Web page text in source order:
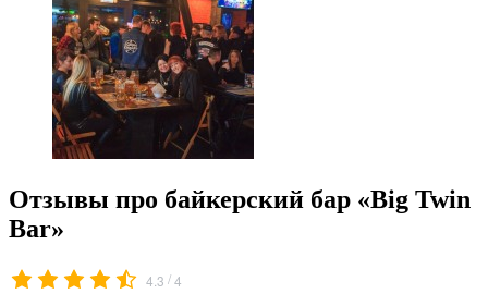
Отзывы про байкерский бар «Big Twin
Bar»
4.3 /4